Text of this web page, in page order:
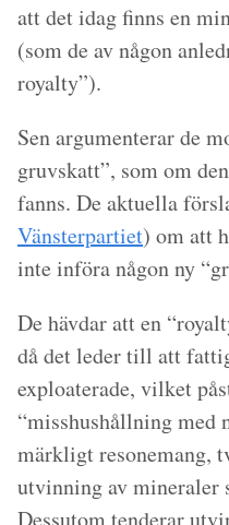
att det idag finns en
(som de av någon
royalty”).
Sen argumenterar de
gruvskatt”, som om
fanns. De aktuella
Vänsterpartiet) om att
inte införa någon ny
De hävdar att en
då det leder till att
exploaterade, vilket
“misshushållning med
märkligt resonemang,
utvinning av mineraler
Dessutom tenderar